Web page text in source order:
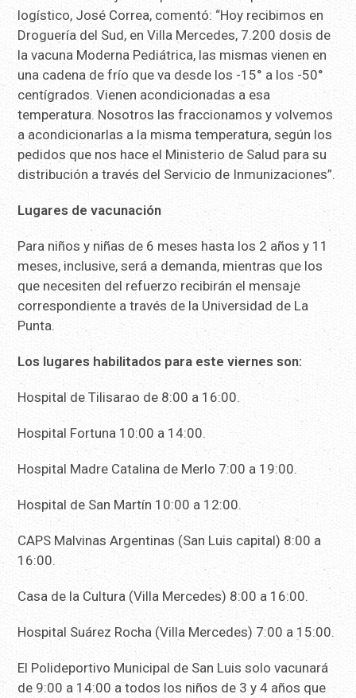
logístico, José Correa, comentó: “Hoy recibimos en
Droguería del Sud, en Villa Mercedes, 7.200 dosis de
la vacuna Moderna Pediátrica, las mismas vienen en
una cadena de frío que va desde los -15° a los -50°
centígrados. Vienen acondicionadas a esa
temperatura. Nosotros las fraccionamos y volvemos
a acondicionarlas a la misma temperatura, según los
pedidos que nos hace el Ministerio de Salud para su
distribución a través del Servicio de Inmunizaciones”.
Lugares de vacunación
Para niños y niñas de 6 meses hasta los 2 años y 11
meses, inclusive, será a demanda, mientras que los
que necesiten del refuerzo recibirán el mensaje
correspondiente a través de la Universidad de La
Punta.
Los lugares habilitados para este viernes son:
Hospital de Tilisarao de 8:00 a 16:00.
Hospital Fortuna 10:00 a 14:00.
Hospital Madre Catalina de Merlo 7:00 a 19:00.
Hospital de San Martín 10:00 a 12:00.
CAPS Malvinas Argentinas (San Luis capital) 8:00 a
16:00.
Casa de la Cultura (Villa Mercedes) 8:00 a 16:00.
Hospital Suárez Rocha (Villa Mercedes) 7:00 a 15:00.
El Polideportivo Municipal de San Luis solo vacunará
de 9:00 a 14:00 a todos los niños de 3 y 4 años que